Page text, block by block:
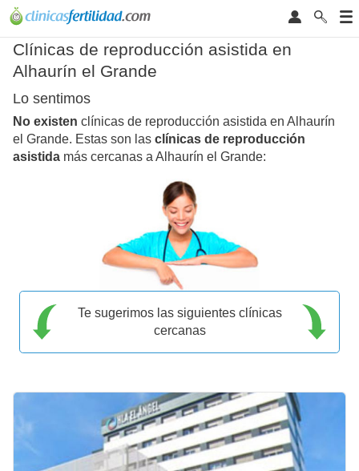
Clínicas de reproducción asistida en
Alhaurín el Grande
Lo sentimos
No existen clínicas de reproducción asistida en Alhaurín
el Grande. Estas son las clínicas de reproducción
asistida más cercanas a Alhaurín el Grande:
Te sugerimos las siguientes clínicas
cercanas